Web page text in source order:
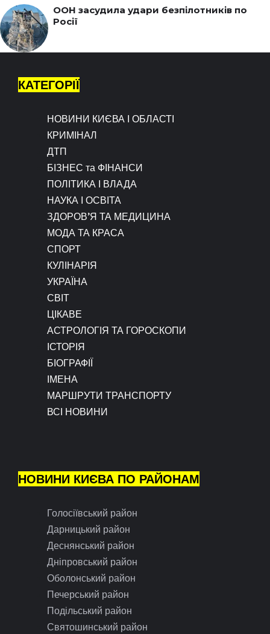
ООН засудила удари безпілотників по
Росії
КАТЕГОРІЇ
НОВИНИ КИЄВА І ОБЛАСТІ
КРИМІНАЛ
ДТП
БІЗНЕС та ФІНАНСИ
ПОЛІТИКА І ВЛАДА
НАУКА І ОСВІТА
ЗДОРОВ’Я ТА МЕДИЦИНА
МОДА ТА КРАСА
СПОРТ
КУЛІНАРІЯ
УКРАЇНА
СВІТ
ЦІКАВЕ
АСТРОЛОГІЯ ТА ГОРОСКОПИ
ІСТОРІЯ
БІОГРАФІЇ
ІМЕНА
МАРШРУТИ ТРАНСПОРТУ
ВСІ НОВИНИ
НОВИНИ КИЄВА ПО РАЙОНАМ
Голосіївський район
Дарницький район
Деснянський район
Дніпровський район
Оболонський район
Печерський район
Подільський район
Святошинський район